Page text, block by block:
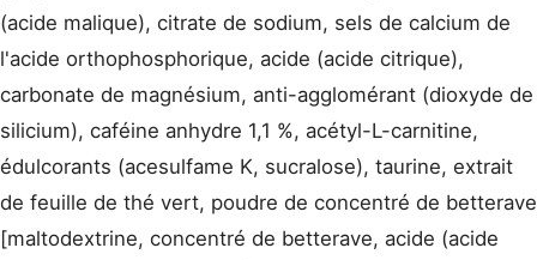
(acide malique), citrate de sodium, sels de calcium de
l'acide orthophosphorique, acide (acide citrique),
carbonate de magnésium, anti-agglomérant (dioxyde de
silicium), caféine anhydre 1,1 %, acétyl-L-carnitine,
édulcorants (acesulfame K, sucralose), taurine, extrait
de feuille de thé vert, poudre de concentré de betterave
[maltodextrine, concentré de betterave, acide (acide